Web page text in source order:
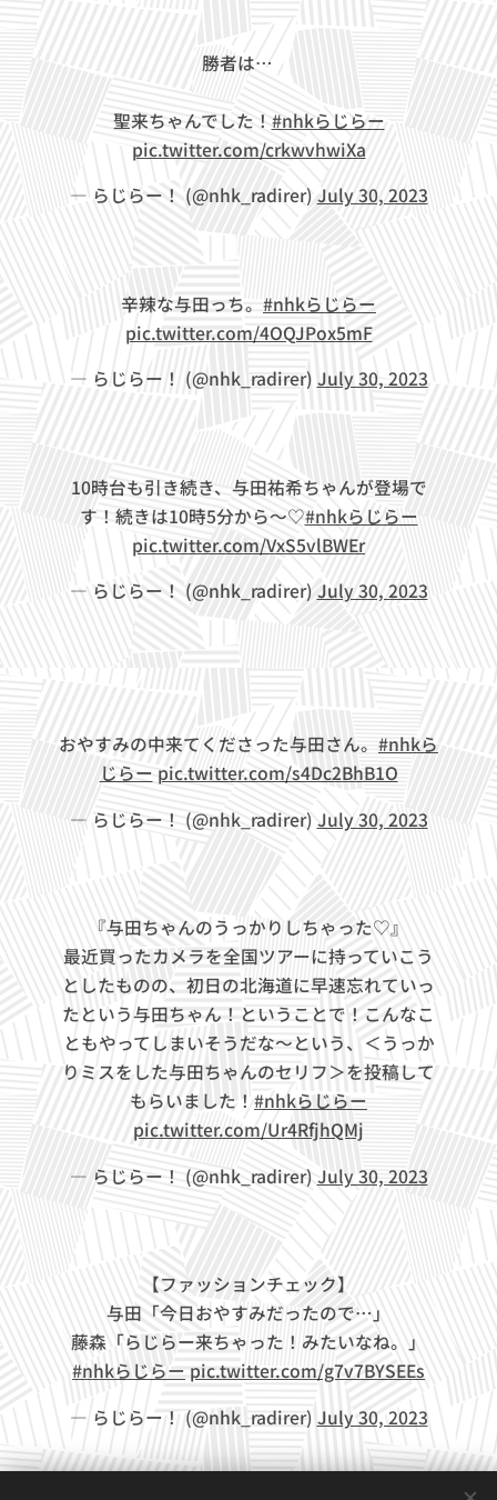
勝者は…🔥
聖来ちゃんでした！ #nhkらじらー
pic.twitter.com/crkwvhwiXa
— らじらー！ (@nhk_radirer) July 30, 2023
辛辣な与田っち。 #nhkらじらー
pic.twitter.com/4OQJPox5mF
— らじらー！ (@nhk_radirer) July 30, 2023
10時台も引き続き、与田祐希ちゃんが登場で
す！続きは10時5分から～♡#nhkらじらー
pic.twitter.com/VxS5vlBWEr
— らじらー！ (@nhk_radirer) July 30, 2023
おやすみの中来てくださった与田さん。 #nhkら
じらー pic.twitter.com/s4Dc2BhB1O
— らじらー！ (@nhk_radirer) July 30, 2023
『与田ちゃんのうっかりしちゃった♡』
最近買ったカメラを全国ツアーに持っていこう
としたものの、初日の北海道に早速忘れていっ
たという与田ちゃん！ということで！こんなこ
ともやってしまいそうだな～という、＜うっか
りミスをした与田ちゃんのセリフ＞を投稿して
もらいました！ #nhkらじらー
pic.twitter.com/Ur4RfjhQMj
— らじらー！ (@nhk_radirer) July 30, 2023
【ファッションチェック】
与田「今日おやすみだったので…」
藤森「らじらー来ちゃった！みたいなね。」
#nhkらじらー pic.twitter.com/g7v7BYSEEs
— らじらー！ (@nhk_radirer) July 30, 2023